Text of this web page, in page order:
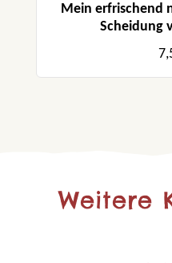
Mein erfrischend
Scheidung
Weitere